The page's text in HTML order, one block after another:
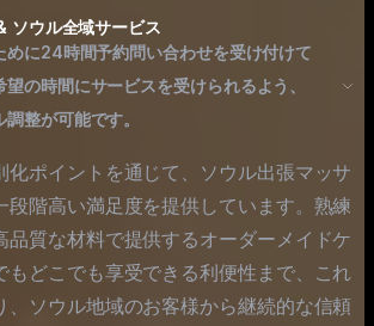
ソウル全域サービス
めに24時間予約問い合わせを受け付けて
の時間にサービスを受けられるよう、
整が可能です。
化ポイントを通じて、ソウル出張マッサ
段階高い満足度を提供しています。熟練
品質な材料で提供するオーダーメイドケ
もどこでも享受できる利便性まで、これ
、ソウル地域のお客様から継続的な信頼